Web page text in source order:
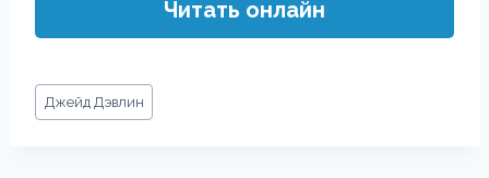
Читать онлайн
Метки
записи:
Джейд Дэвлин